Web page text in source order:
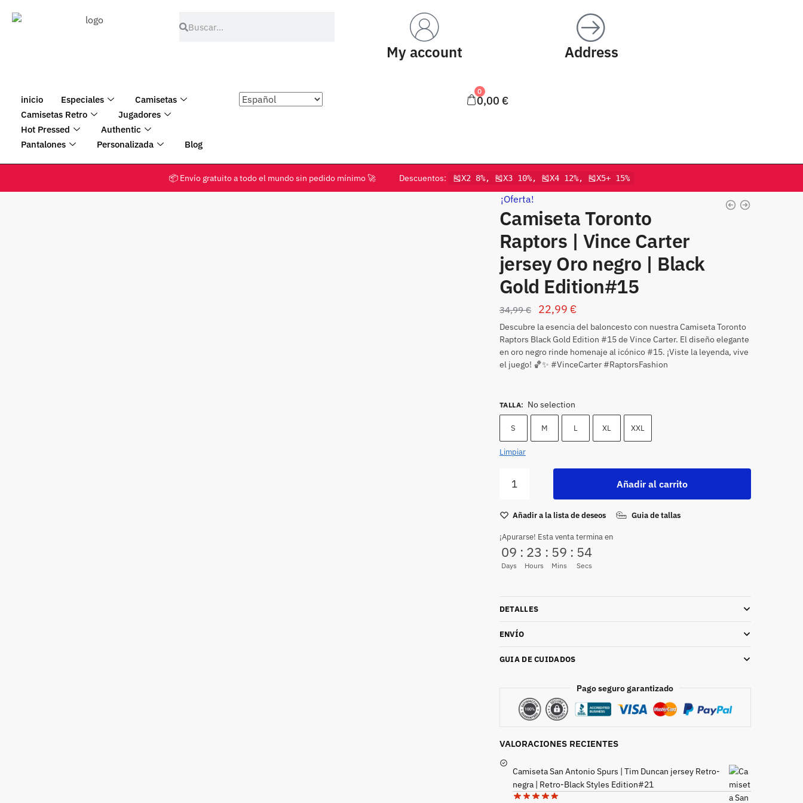
My account Address
inicio Especiales
Camisetas
Camisetas Retro
Jugadores
Hot Pressed
Authentic
Pantalones
Personalizada Blog
0
0,00 €
📦 Envío gratuito a todo el mundo sin pedido mínimo 🚀 Descuentos: 🎽X2 8%, 🎽X3 10%, 🎽X4 12%, 🎽X5+ 15%
¡Oferta!
Camiseta Toronto
Raptors | Vince Carter
jersey Oro negro | Black
Gold Edition#15
34,99€ 22,99 €
Descubre la esencia del baloncesto con nuestra Camiseta Toronto
Raptors Black Gold Edition #15 de Vince Carter. El diseño elegante
en oro negro rinde homenaje al icónico #15. ¡Viste la leyenda, vive
el juego! 🏀✨ #VinceCarter #RaptorsFashion
TALLA: No selection
S M L XL XXL
Limpiar
Añadir al carrito
Añadir a la lista de deseos Guia de tallas
¡Apurarse! Esta venta termina en
09
Days
: 23
Hours
: 59
Mins
: 53
Secs
DETALLES
ENVÍO
GUIA DE CUIDADOS
Pago seguro garantizado
VALORACIONES RECIENTES
Camiseta San Antonio Spurs | Tim Duncan jersey Retro-
negra | Retro-Black Styles Edition#21